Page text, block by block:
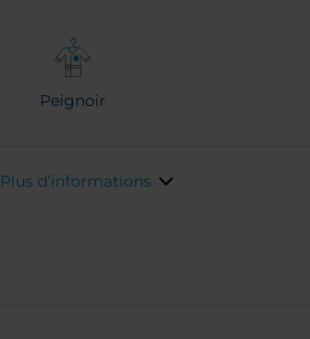
Peignoir
Plus d’informations